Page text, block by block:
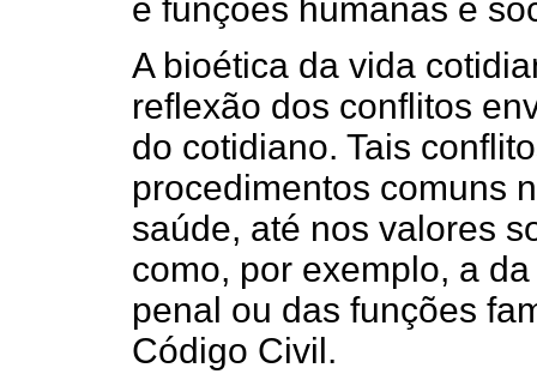
e funções humanas e
A bioética da vida
reflexão dos conflitos
do cotidiano. Tais
procedimentos comuns
saúde, até nos valores
como, por exemplo, a
penal ou das funções
Código Civil.